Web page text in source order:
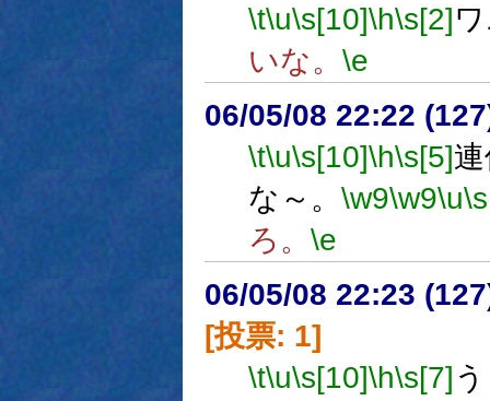
\t\u\s[10]\h\s[2]
いな。 \e
06/05/08 22:22
\t\u\s[10]\h\s[5]
な～。 \w9\w9\u
ろ。 \e
06/05/08 22:23
[投票: 1]
\t\u\s[10]\h\s[7]